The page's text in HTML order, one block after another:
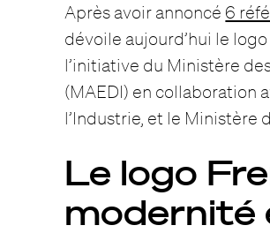
Après avoir annoncé 6
dévoile aujourd’hui le
l’initiative du Ministère
(MAEDI) en collaboration
l’Industrie, et le Ministère
Le logo
modernité